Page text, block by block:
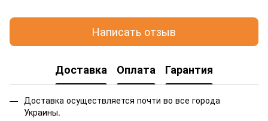
Написать отзыв
Доставка Оплата Гарантия
Доставка осуществляется почти во все города
Украины.